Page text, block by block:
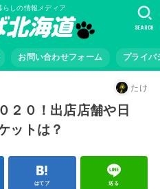
らしの情報メディア
お問い合わせフォーム プライバ
SEARCH
たけ
２０！出店店舗や日
ットは？
はてブ 送る